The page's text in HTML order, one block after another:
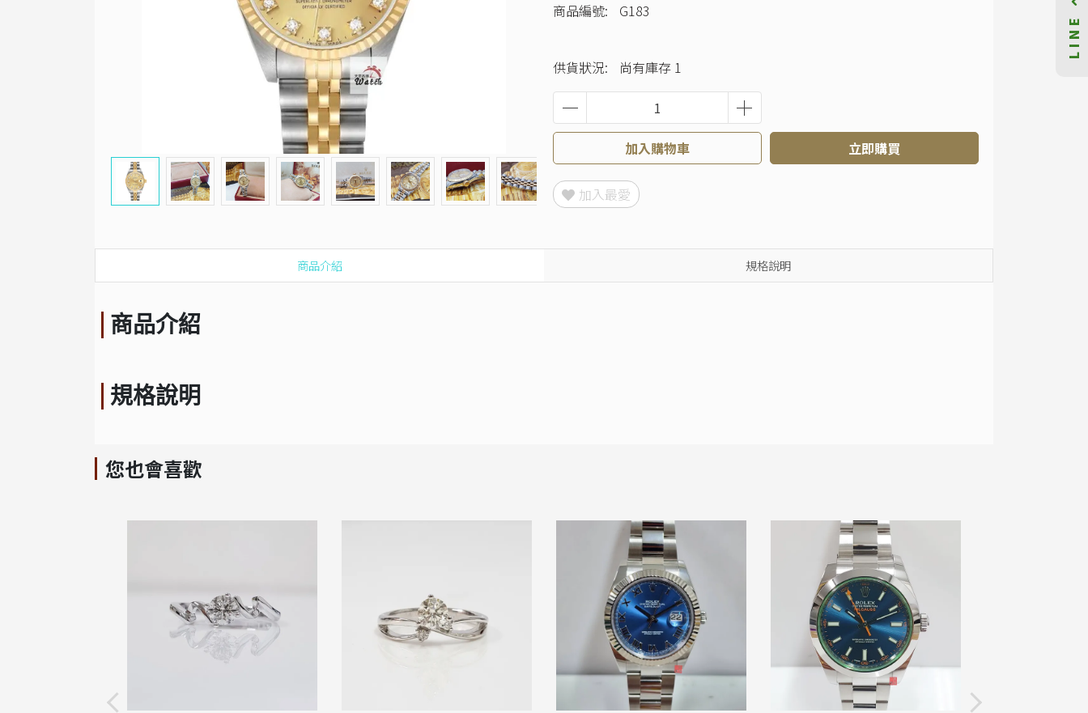
商品編號: G183
供貨狀況: 尚有庫存 1
加入購物車 立即購買
加入最愛
商品介紹 規格說明
商品介紹
規格說明
您也會喜歡
LINE